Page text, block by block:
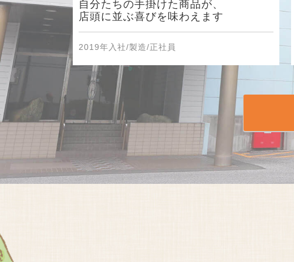
自分たちの手掛けた商品が、
店頭に並ぶ喜びを味わえます
2019年入社/製造/正社員